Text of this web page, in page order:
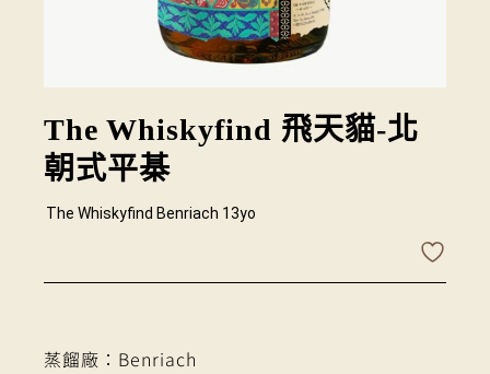
The Whiskyfind 飛天貓-北
朝式平棊
The Whiskyfind Benriach 13yo
蒸餾廠：Benriach